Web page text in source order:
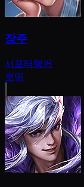
장주
서포터탱커
로밍